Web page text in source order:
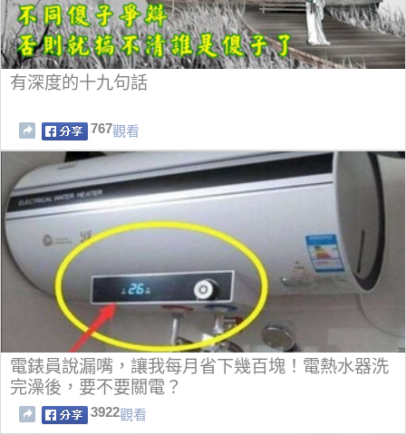
有深度的十九句話
767觀看
電錶員說漏嘴，讓我每月省下幾百塊！電熱水器洗
完澡後，要不要關電？
3922觀看